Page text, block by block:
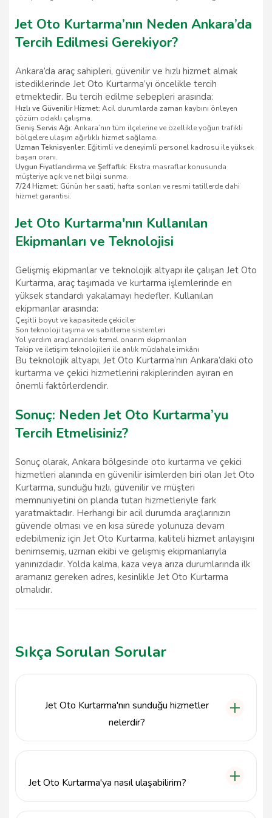
Jet Oto Kurtarma’nın Neden Ankara’da
Tercih Edilmesi Gerekiyor?
Ankara’da araç sahipleri, güvenilir ve hızlı hizmet almak
istediklerinde Jet Oto Kurtarma’yı öncelikle tercih
etmektedir. Bu tercih edilme sebepleri arasında:
Hızlı ve Güvenilir Hizmet: Acil durumlarda zaman kaybını önleyen
çözüm odaklı çalışma.
Geniş Servis Ağı: Ankara’nın tüm ilçelerine ve özellikle yoğun trafikli
bölgelere ulaşım ağırlıklı hizmet sağlama.
Uzman Teknisyenler: Eğitimli ve deneyimli personel kadrosu ile yüksek
başarı oranı.
Uygun Fiyatlandırma ve Şeffaflık: Ekstra masraflar konusunda
müşteriye açık ve net bilgi sunma.
7/24 Hizmet: Günün her saati, hafta sonları ve resmi tatillerde dahi
hizmet garantisi.
Jet Oto Kurtarma'nın Kullanılan
Ekipmanları ve Teknolojisi
Gelişmiş ekipmanlar ve teknolojik altyapı ile çalışan Jet Oto
Kurtarma, araç taşımada ve kurtarma işlemlerinde en
yüksek standardı yakalamayı hedefler. Kullanılan
ekipmanlar arasında:
Çeşitli boyut ve kapasitede çekiciler
Son teknoloji taşıma ve sabitleme sistemleri
Yol yardım araçlarındaki temel onarım ekipmanları
Takip ve iletişim teknolojileri ile anlık müdahale imkânı
Bu teknolojik altyapı, Jet Oto Kurtarma’nın Ankara’daki oto
kurtarma ve çekici hizmetlerini rakiplerinden ayıran en
önemli faktörlerdendir.
Sonuç: Neden Jet Oto Kurtarma’yu
Tercih Etmelisiniz?
Sonuç olarak, Ankara bölgesinde oto kurtarma ve çekici
hizmetleri alanında en güvenilir isimlerden biri olan Jet Oto
Kurtarma, sunduğu hızlı, güvenilir ve müşteri
memnuniyetini ön planda tutan hizmetleriyle fark
yaratmaktadır. Herhangi bir acil durumda araçlarınızın
güvende olması ve en kısa sürede yolunuza devam
edebilmeniz için Jet Oto Kurtarma, kaliteli hizmet anlayışını
benimsemiş, uzman ekibi ve gelişmiş ekipmanlarıyla
yanınızdadır. Yolda kalma, kaza veya arıza durumlarında ilk
aramanız gereken adres, kesinlikle Jet Oto Kurtarma
olmalıdır.
Sıkça Sorulan Sorular
Jet Oto Kurtarma'nın sunduğu hizmetler
nelerdir?
sonrası kurtarma ve yolda kalma durumlarında hızlı
Jet Oto Kurtarma'ya nasıl ulaşabilirim?